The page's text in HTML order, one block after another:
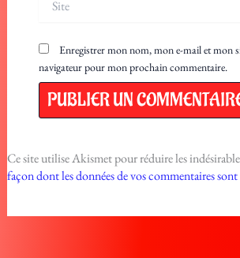
Enregistrer mon nom, mon e-mail et mon
navigateur pour mon prochain commentaire.
Ce site utilise Akismet pour réduire les
façon dont les données de vos commentaires sont